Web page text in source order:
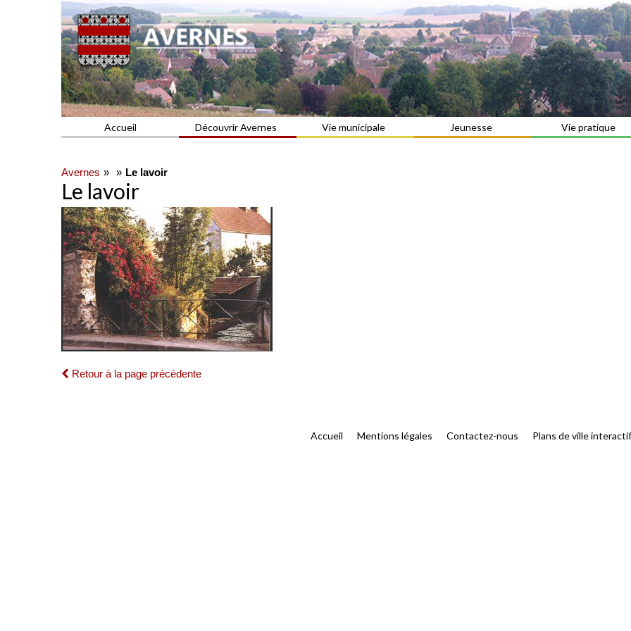
AVERNES
Commune du Val d'Oise
Accueil Découvrir Avernes Vie municipale Jeunesse Vie pratique
Avernes Le lavoir
Le lavoir
Retour à la page précédente
Accueil Mentions légales Contactez-nous Plans de ville